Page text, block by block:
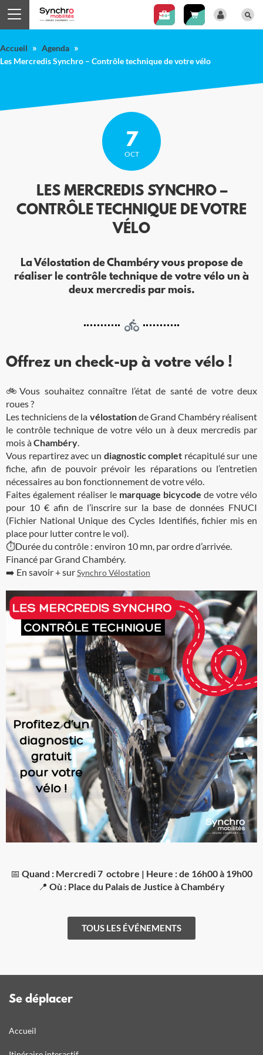
Accueil » Agenda »
Les Mercredis Synchro – Contrôle technique de votre vélo
7
OCT
LES MERCREDIS SYNCHRO –
CONTRÔLE TECHNIQUE DE VOTRE
VÉLO
La Vélostation de Chambéry vous propose de
réaliser le contrôle technique de votre vélo un à
deux mercredis par mois.
Offrez un check-up à votre vélo !
🚲Vous souhaitez connaître l’état de santé de votre deux
roues ?
Les techniciens de la vélostationde Grand Chambéry réalisent
le contrôle technique de votre vélo un à deux mercredis par
mois àChambéry.
Vous repartirez avec un diagnostic complet récapitulé sur une
fiche, afin de pouvoir prévoir les réparations ou l’entretien
nécessaires au bon fonctionnement de votre vélo.
Faites également réaliser le marquage bicycode de votre vélo
pour 10 € afin de l’inscrire sur la base de données FNUCI
(Fichier National Unique des Cycles Identifiés, fichier mis en
place pour lutter contre le vol).
⏱️Durée du contrôle : environ 10 mn, par ordre d’arrivée.
Financé par Grand Chambéry.
➡️ En savoir + surSynchro Vélostation
📅 Quand : Mercredi 7 octobre | Heure : de 16h00 à 19h00
📍 Où : Place du Palais de Justice à Chambéry
TOUS LES ÉVÉNEMENTS
Se déplacer
Accueil
Panneau de gestion des cookies